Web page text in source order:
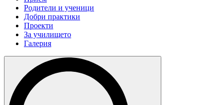
Родители и ученици
Добри практики
Проекти
За училището
Галерия
Search